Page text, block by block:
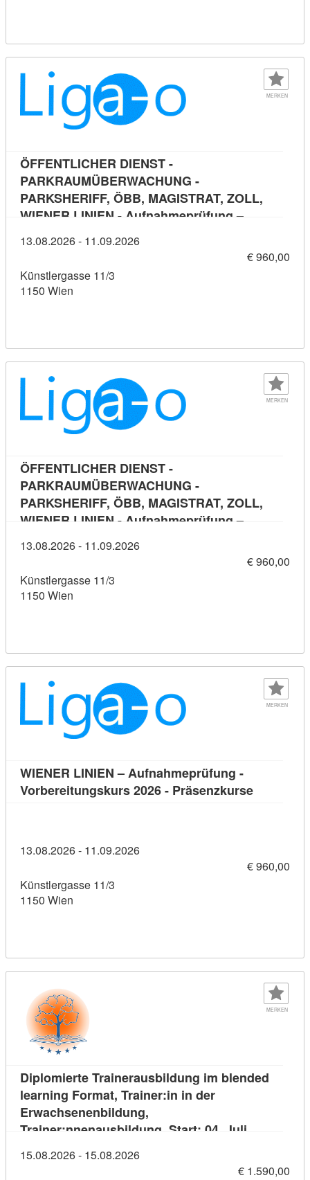
MERKEN
ÖFFENTLICHER DIENST -
PARKRAUMÜBERWACHUNG -
PARKSHERIFF, ÖBB, MAGISTRAT, ZOLL,
WIENER LINIEN - Aufnahmeprüfung –
13.08.2026 - 11.09.2026
€ 960,00
Künstlergasse 11/3
1150 Wien
MERKEN
ÖFFENTLICHER DIENST -
PARKRAUMÜBERWACHUNG -
PARKSHERIFF, ÖBB, MAGISTRAT, ZOLL,
WIENER LINIEN - Aufnahmeprüfung –
13.08.2026 - 11.09.2026
€ 960,00
Künstlergasse 11/3
1150 Wien
MERKEN
WIENER LINIEN – Aufnahmeprüfung -
Vorbereitungskurs 2026 - Präsenzkurse
13.08.2026 - 11.09.2026
€ 960,00
Künstlergasse 11/3
1150 Wien
MERKEN
Diplomierte Trainerausbildung im blended
learning Format, Trainer:in in der
Erwachsenenbildung,
Trainer:nnenausbildung, Start: 04. Juli
15.08.2026 - 15.08.2026
€ 1.590,00